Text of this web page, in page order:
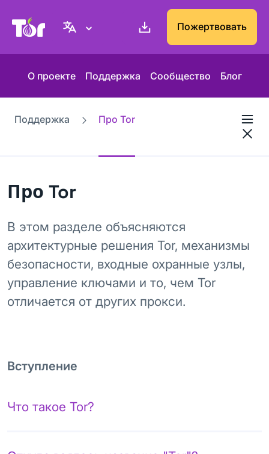
Веб-сайт Проекта Tor Пожертвовать
О проекте Поддержка Сообщество Блог
Поддержка Про Tor
Про Tor
В этом разделе объясняются
архитектурные решения Tor, механизмы
безопасности, входные охранные узлы,
управление ключами и то, чем Tor
отличается от других прокси.
Вступление
Что такое Tor?